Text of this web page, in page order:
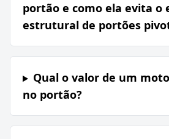
portão e como ela evita o
estrutural de portões
Qual o valor de um
no portão?